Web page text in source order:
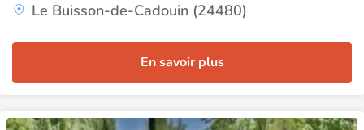
Le Buisson-de-Cadouin (24480)
En savoir plus